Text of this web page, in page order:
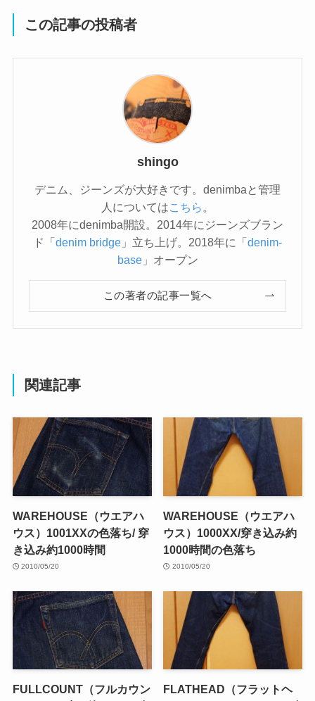
この記事の投稿者
shingo
デニム、ジーンズが大好きです。denimbaと管理
人についてはこちら 。
2008年にdenimba開設。2014年にジーンズブラン
ド「denim bridge 」立ち上げ。2018年に「denim-
base」オープン
この著者の記事一覧へ
関連記事
WAREHOUSE（ウエアハ
ウス）1001XXの色落ち/ 穿
き込み約1000時間
2010/05/20
WAREHOUSE（ウエアハ
ウス）1000XX/穿き込み約
1000時間の色落ち
2010/05/20
FULLCOUNT（フルカウン
FLATHEAD（フラットヘ